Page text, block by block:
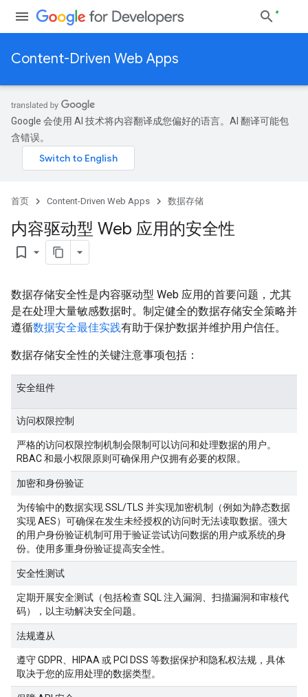
Content-Driven Web Apps
Google 会使用 AI 技术将内容翻译成您偏好的语言。AI 翻译可能包
含错误。
首页 Content-Driven Web Apps 数据存储
内容驱动型 Web 应用的安全性
bookmark_border
数据存储安全性是内容驱动型 Web 应用的首要问题，尤其
是在处理大量敏感数据时。制定健全的数据存储安全策略并
遵循数据安全最佳实践有助于保护数据并维护用户信任。
数据存储安全性的关键注意事项包括：
安全组件
访问权限控制
严格的访问权限控制机制会限制可以访问和处理数据的用户。
RBAC 和最小权限原则可确保用户仅拥有必要的权限。
加密和身份验证
为传输中的数据实现 SSL/TLS 并实现加密机制（例如为静态数据
实现 AES）可确保在发生未经授权的访问时无法读取数据。强大
的用户身份验证机制可用于验证尝试访问数据的用户或系统的身
份。使用多重身份验证提高安全性。
安全性测试
定期开展安全测试（包括检查 SQL 注入漏洞、扫描漏洞和审核代
码），以主动解决安全问题。
法规遵从
遵守 GDPR、HIPAA 或 PCI DSS 等数据保护和隐私权法规，具体
取决于您的应用处理的数据类型。